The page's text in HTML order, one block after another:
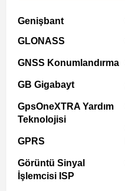
Genişbant
GLONASS
GNSS Konumlandırma
GB Gigabayt
GpsOneXTRA Yardım
Teknolojisi
GPRS
Görüntü Sinyal
İşlemcisi ISP